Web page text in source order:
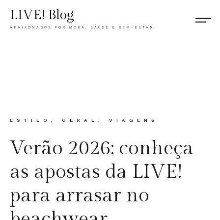
LIVE! Blog
APAIXONADOS POR MODA, SAÚDE E BEM-ESTAR!
Verão 2026: conheça
as apostas da LIVE!
para arrasar no
CATEGORY
ESTILO GERAL VIAGENS